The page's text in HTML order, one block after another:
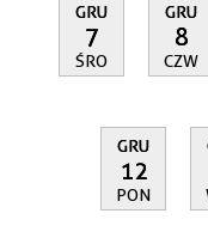
GRU
7
ŚRO
GRU
8
CZW
GRU
12
PON